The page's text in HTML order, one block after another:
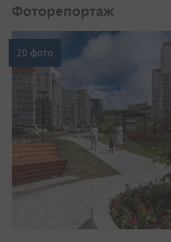
Фоторепортаж
20 фото